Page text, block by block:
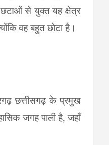
से युक्त यह क्षेत्र
वह बहुत छोटा है।
छत्तीसगढ़ केप्रमुख
जगह पाली है,जहाँ